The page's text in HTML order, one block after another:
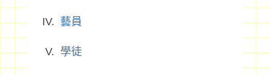
藝員
學徒